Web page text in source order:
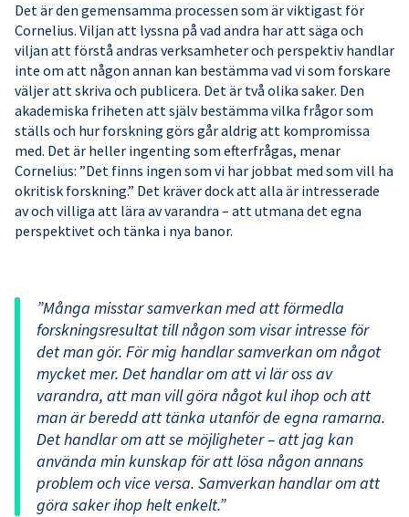
Det är den gemensamma processen som är viktigast för
Cornelius. Viljan att lyssna på vad andra har att säga och
viljan att förstå andras verksamheter och perspektiv handlar
inte om att någon annan kan bestämma vad vi som forskare
väljer att skriva och publicera. Det är två olika saker. Den
akademiska friheten att själv bestämma vilka frågor som
ställs och hur forskning görs går aldrig att kompromissa
med. Det är heller ingenting som efterfrågas, menar
Cornelius: ”Det finns ingen som vi har jobbat med som vill ha
okritisk forskning.” Det kräver dock att alla är intresserade
av och villiga att lära av varandra – att utmana det egna
perspektivet och tänka i nya banor.
”Många misstar samverkan med att förmedla
forskningsresultat till någon som visar intresse för
det man gör. För mig handlar samverkan om något
mycket mer. Det handlar om att vi lär oss av
varandra, att man vill göra något kul ihop och att
man är beredd att tänka utanför de egna ramarna.
Det handlar om att se möjligheter – att jag kan
använda min kunskap för att lösa någon annans
problem och vice versa. Samverkan handlar om att
göra saker ihop helt enkelt.”